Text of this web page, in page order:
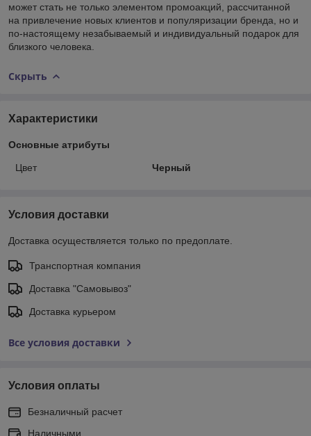
может стать не только элементом промоакций, рассчитанной
на привлечение новых клиентов и популяризации бренда, но и
по-настоящему незабываемый и индивидуальный подарок для
близкого человека.
Скрыть
Характеристики
Основные атрибуты
Цвет Черный
Условия доставки
Доставка осуществляется только по предоплате.
Транспортная компания
Доставка "Самовывоз"
Доставка курьером
Все условия доставки
Условия оплаты
Безналичный расчет
Наличными